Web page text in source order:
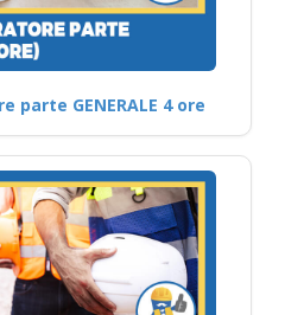
parte GENERALE 4 ore